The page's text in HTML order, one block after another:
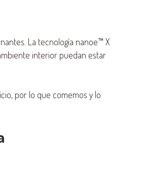
La tecnología nanoe™ X
interior puedan estar
por lo que comemos y lo